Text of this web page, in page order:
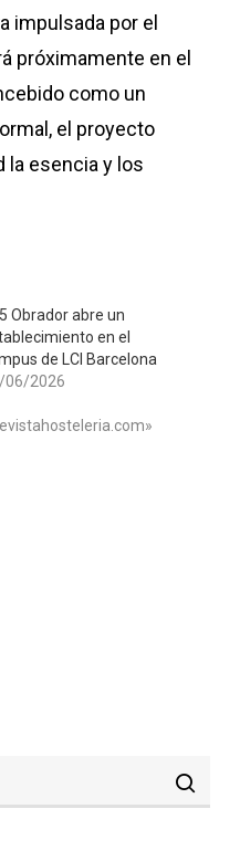
impulsada por el
próximamente en el
como un
el proyecto
la esencia y los
Obrador abre un
en el
de LCI Barcelona
06/2026